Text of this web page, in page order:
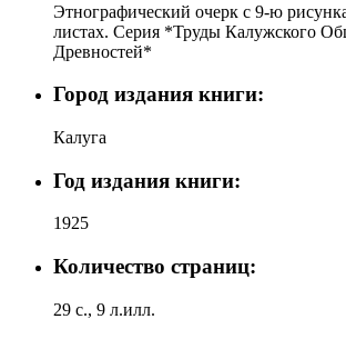
Этнографический очерк с 9-ю
листах. Серия *Труды Калужского
Древностей*
Город издания книги:
Калуга
Год издания книги:
1925
Количество страниц:
29 с., 9 л.илл.